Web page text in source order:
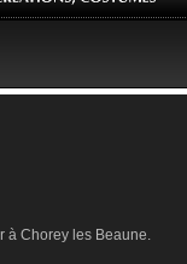
à Chorey les Beaune.